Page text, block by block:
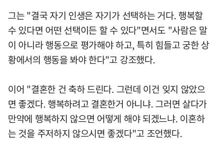
그는 "결국 자기 인생은 자기가 선택하는 거다. 행복할
수 있다면 어떤 선택이든 할 수 있다"면서도 "사람은 말
이 아니라 행동으로 평가해야 하고, 특히 힘들고 궁한 상
황에서의 행동을 봐야 한다"고 강조했다.
이어 "결혼한 건 축하 드린다. 그런데 이건 잊지 않았으
면 좋겠다. 행복하려고 결혼한거 아니냐. 그러면 살다가
만약에 행복하지 않으면 어떻게 해야 되겠느냐. 이혼하
는 것을 주저하지 않으시면 좋겠다"고 조언했다.